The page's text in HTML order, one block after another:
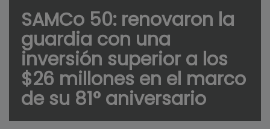
SAMCo 50: renovaron la
guardia con una
inversión superior a los
$26 millones en el marco
de su 81° aniversario